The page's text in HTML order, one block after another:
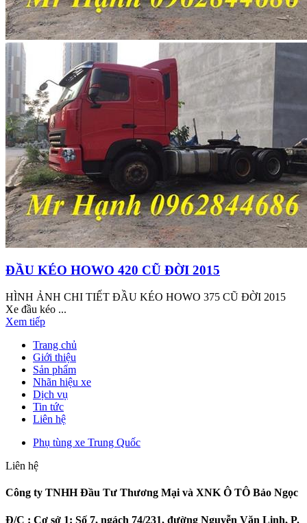
ĐẦU KÉO HOWO 420 CŨ ĐỜI 2015
HÌNH ẢNH CHI TIẾT ĐẦU KÉO HOWO 375 CŨ ĐỜI 2015
Xe đầu kéo ...
Xem tiếp
Trang chủ
Giới thiệu
Sản phẩm
Nhãn hiệu xe
Dịch vụ
Tin tức
Liên hệ
Phụ tùng xe Trung Quốc
Liên hệ
Công ty TNHH Đầu Tư Thương Mại và XNK Ô TÔ Bảo Ngọc
Đ/C : Cơ sở 1: Số 7, ngách 74/231, đường Nguyễn Văn Linh, P.